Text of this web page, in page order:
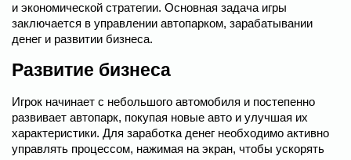
и экономической стратегии. Основная задача игры
заключается в управлении автопарком, зарабатывании
денег и развитии бизнеса.
Развитие бизнеса
Игрок начинает с небольшого автомобиля и постепенно
развивает автопарк, покупая новые авто и улучшая их
характеристики. Для заработка денег необходимо активно
управлять процессом, нажимая на экран, чтобы ускорять